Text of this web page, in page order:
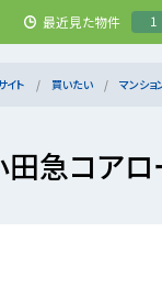
最近見た物件 1
イト 買いたい マンショ
田急コア